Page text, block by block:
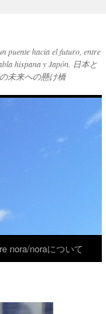
puente hacia el futuro, entre
hispana y Japón. 日本と
未来への懸け橋
nora/noraについて